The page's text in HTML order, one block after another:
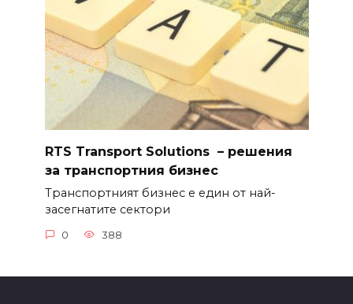
RTS Transport Solutions – решения
за транспортния бизнес
Транспортният бизнес е един от най-
засегнатите сектори
0 388